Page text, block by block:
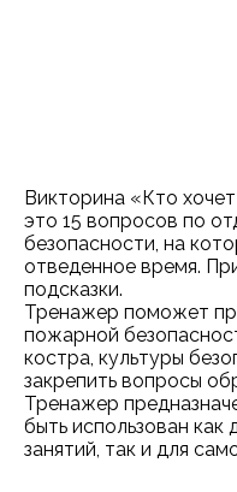
Викторина «Кто
это 15 вопросов по
безопасности, на
отведенное время.
подсказки.
Тренажер поможет
пожарной
костра, культуры
закрепить вопросы
Тренажер
быть использован как
занятий, так и для